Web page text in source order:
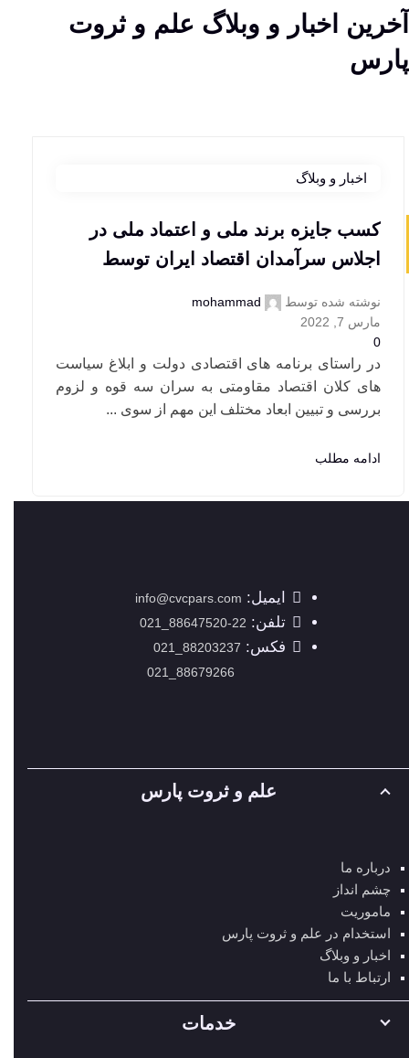
آخرین اخبار و وبلاگ علم و ثروت
پارس
اخبار و وبلاگ
کسب جایزه برند ملی و اعتماد ملی در
اجلاس سرآمدان اقتصاد ایران توسط
نوشته شده توسط
mohammad
مارس 7, 2022
0
در راستای برنامه های اقتصادی دولت و ابلاغ سیاست
های کلان اقتصاد مقاومتی به سران سه قوه و لزوم
بررسی و تبیین ابعاد مختلف این مهم از سوی ...
ادامه مطلب
علم و ثروت پارس
درباره ما
چشم انداز
ماموریت
استخدام در علم و ثروت پارس
اخبار و وبلاگ
ارتباط با ما
خدمات
ایمیل: info@cvcpars.com
تلفن: 22-88647520_021
فکس: 88203237_021
88679266_021